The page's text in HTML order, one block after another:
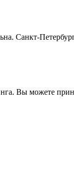
Санкт-
Вы можете